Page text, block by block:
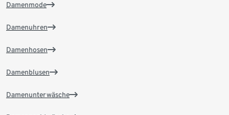
Damenmode
Damenuhren
Damenhosen
Damenblusen
Damenunterwäsche